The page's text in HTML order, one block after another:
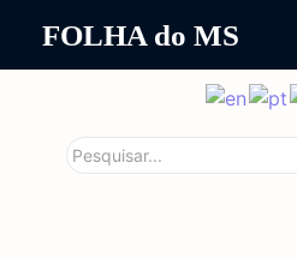
FOLHA do MS